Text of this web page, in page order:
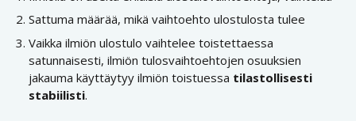
Sattuma määrää, mikä vaihtoehto ulostulosta tulee
Vaikka ilmiön ulostulo vaihtelee toistettaessa
satunnaisesti, ilmiön tulosvaihtoehtojen osuuksien
jakauma käyttäytyy ilmiön toistuessa tilastollisesti
stabiilisti.